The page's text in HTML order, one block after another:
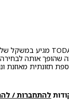
שהופך אותה לבחירה
תזונתית מאוזנת
להתחברות /